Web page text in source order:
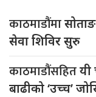
काठमाडौंमा
सेवा शिविर सुरु
काठमाडौंसहित
बाढीको ‘उच्च’